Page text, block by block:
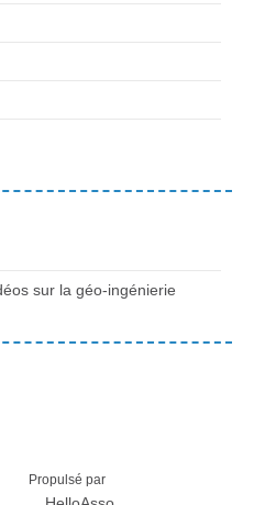
sur la géo-ingénierie
Propulsé par